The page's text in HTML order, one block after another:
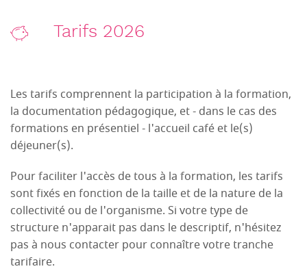
Tarifs 2026
Les tarifs comprennent la participation à la formation,
la documentation pédagogique, et - dans le cas des
formations en présentiel - l'accueil café et le(s)
déjeuner(s).
Pour faciliter l'accès de tous à la formation, les tarifs
sont fixés en fonction de la taille et de la nature de la
collectivité ou de l'organisme. Si votre type de
structure n'apparait pas dans le descriptif, n'hésitez
pas à nous contacter pour connaître votre tranche
tarifaire.